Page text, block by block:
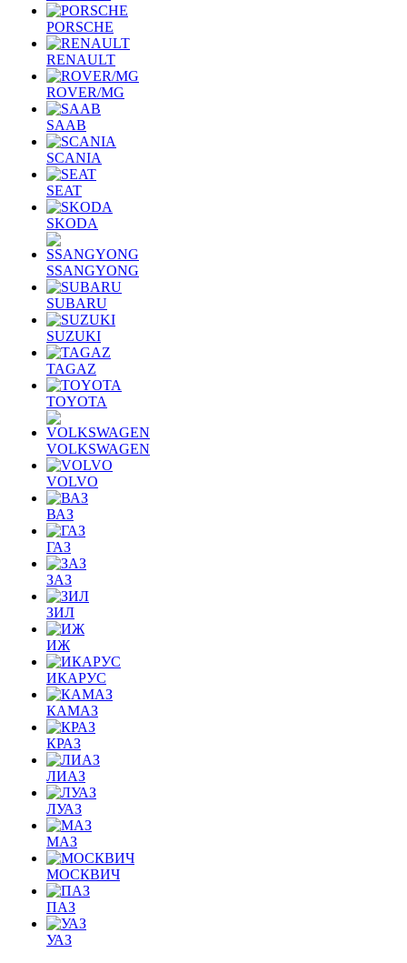
PORSCHE
RENAULT
ROVER/MG
SAAB
SCANIA
SEAT
SKODA
SSANGYONG
SUBARU
SUZUKI
TAGAZ
TOYOTA
VOLKSWAGEN
VOLVO
ВАЗ
ГАЗ
ЗАЗ
ЗИЛ
ИЖ
ИКАРУС
КАМАЗ
КРАЗ
ЛИАЗ
ЛУАЗ
МАЗ
МОСКВИЧ
ПАЗ
УАЗ